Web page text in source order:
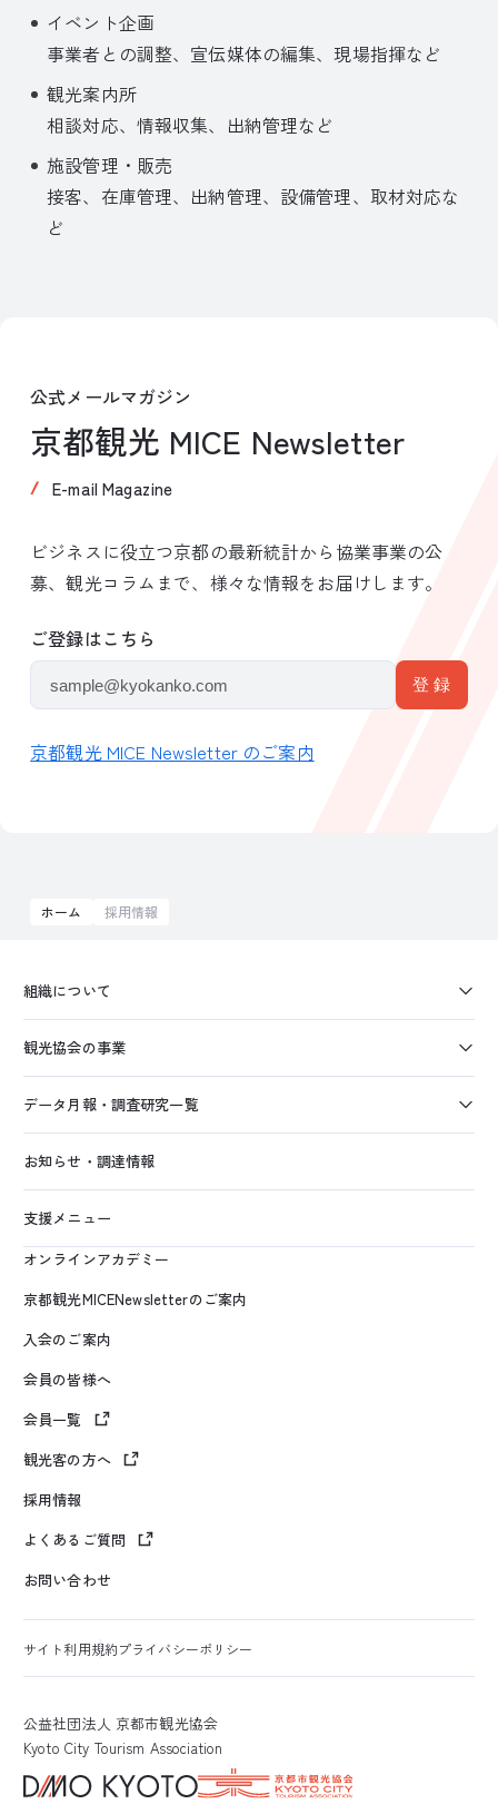
イベント企画
事業者との調整、宣伝媒体の編集、現場指揮など
観光案内所
相談対応、情報収集、出納管理など
施設管理・販売
接客、在庫管理、出納管理、設備管理、取材対応な
ど
公式メールマガジン
京都観光 MICE Newsletter
E-mail Magazine
ビジネスに役立つ京都の最新統計から協業事業の公
募、観光コラムまで、様々な情報をお届けします。
ご登録はこちら
京都観光 MICE Newsletter のご案内
ホーム 採用情報
組織について
観光協会の事業
データ月報・調査研究一覧
お知らせ・調達情報
支援メニュー
オンラインアカデミー
京都観光MICENewsletterのご案内
入会のご案内
会員の皆様へ
会員一覧
観光客の方へ
採用情報
よくあるご質問
お問い合わせ
サイト利用規約プライバシーポリシー
公益社団法人 京都市観光協会
Kyoto City Tourism Association